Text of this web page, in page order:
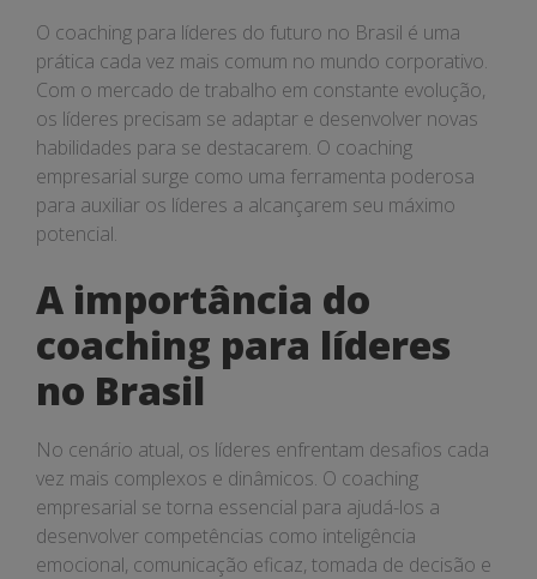
O coaching para líderes do futuro no Brasil é uma
prática cada vez mais comum no mundo corporativo.
Com o mercado de trabalho em constante evolução,
os líderes precisam se adaptar e desenvolver novas
habilidades para se destacarem. O coaching
empresarial surge como uma ferramenta poderosa
para auxiliar os líderes a alcançarem seu máximo
potencial.
A importância do
coaching para líderes
no Brasil
No cenário atual, os líderes enfrentam desafios cada
vez mais complexos e dinâmicos. O coaching
empresarial se torna essencial para ajudá-los a
desenvolver competências como inteligência
emocional, comunicação eficaz, tomada de decisão e